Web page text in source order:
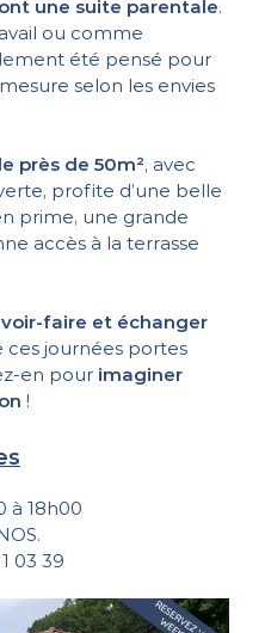
une suite parentale.
ou comme
été pensé pour
selon les envies
près de 50m², avec
profite d’une belle
prime, une grande
accès à la terrasse
faire et échanger
ces journées portes
en pour imaginer
!
à 18h00
03 39